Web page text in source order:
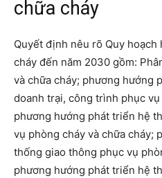
chữa cháy
Quyết định nêu rõ Quy hoạch
cháy đến năm 2030 gồm:
và chữa cháy; phương hướng
doanh trại, công trình phục
phương hướng phát triển hệ
vụ phòng cháy và chữa cháy;
thống giao thông phục vụ
phương hướng phát triển hệ